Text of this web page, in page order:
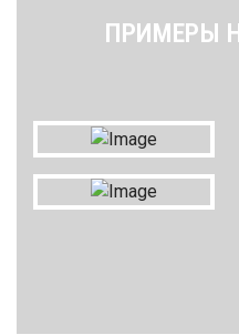
ПРИМЕРЫ